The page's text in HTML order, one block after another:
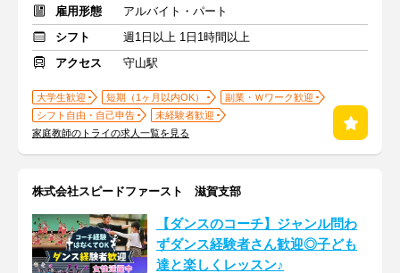
雇用形態
アルバイト・パート
シフト
週1日以上 1日1時間以上
アクセス
守山駅
大学生歓迎 短期（1ヶ月以内OK）
副業・Ｗワーク歓迎
シフト自由・自己申告
未経験者歓迎
家庭教師のトライの求人一覧を見る
株式会社スピードファースト 滋賀支部
【ダンスのコーチ】ジャンル問わ
ずダンス経験者さん歓迎◎子ども
達と楽しくレッスン♪